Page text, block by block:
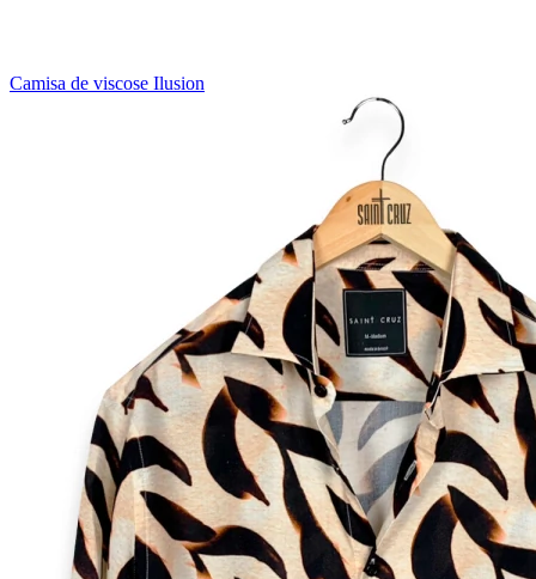
Camisa de viscose Ilusion